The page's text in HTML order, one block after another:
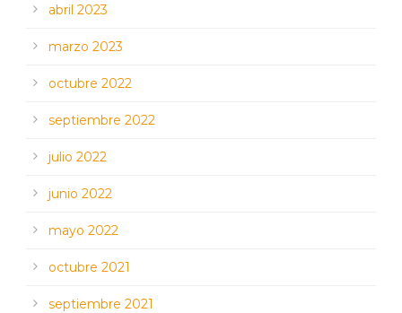
abril 2023
marzo 2023
octubre 2022
septiembre 2022
julio 2022
junio 2022
mayo 2022
octubre 2021
septiembre 2021